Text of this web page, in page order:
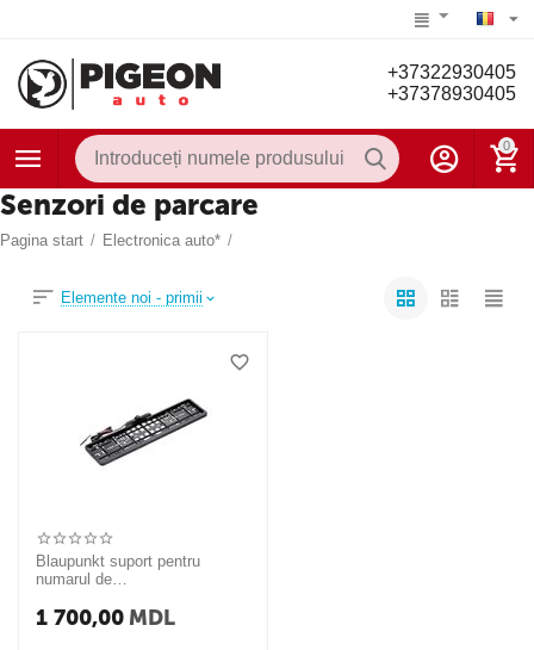
+37322930405
+37378930405
0
Senzori de parcare
Pagina start / Electronica auto* /
Elemente noi - primii
Blaupunkt suport pentru
numarul de
vedere spate
1 700,00 MDL